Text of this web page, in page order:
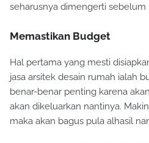
seharusnya dimengerti sebelum
Memastikan Budget
Hal pertama yang mesti
jasa arsitek desain rumah ialah
benar-benar penting karena
akan dikeluarkan nantinya.
maka akan bagus pula alhasil